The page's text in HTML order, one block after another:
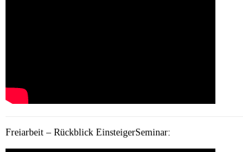
Freiarbeit – Rückblick EinsteigerSeminar: